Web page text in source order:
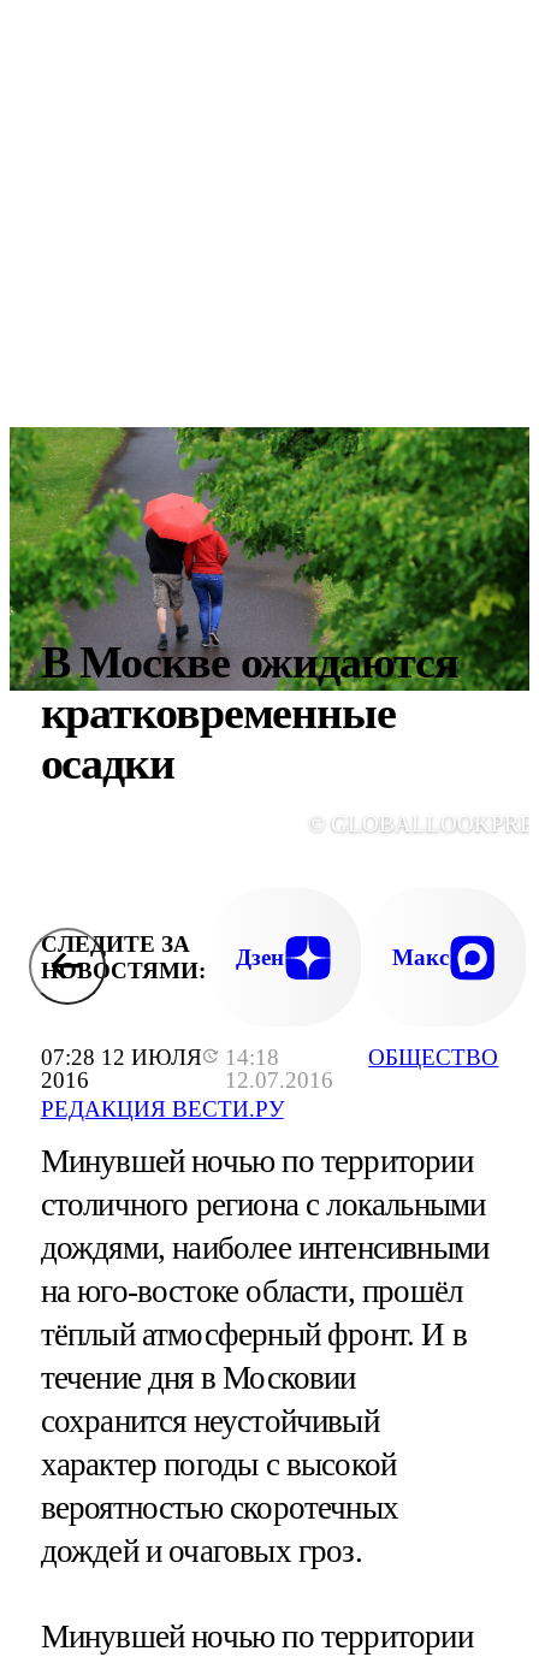
07:28 12 ИЮЛЯ
2016
14:18
12.07.2016
РЕДАКЦИЯ ВЕСТИ.РУ
ОБЩЕСТВО
В Москве ожидаются
кратковременные
осадки
©
СЛЕДИТЕ ЗА
НОВОСТЯМИ:
Дзен Макс
Минувшей ночью по территории
столичного региона с локальными
дождями, наиболее интенсивными
на юго-востоке области, прошёл
тёплый атмосферный фронт. И в
течение дня в Московии
сохранится неустойчивый
характер погоды с высокой
вероятностью скоротечных
дождей и очаговых гроз.
Минувшей ночью по территории